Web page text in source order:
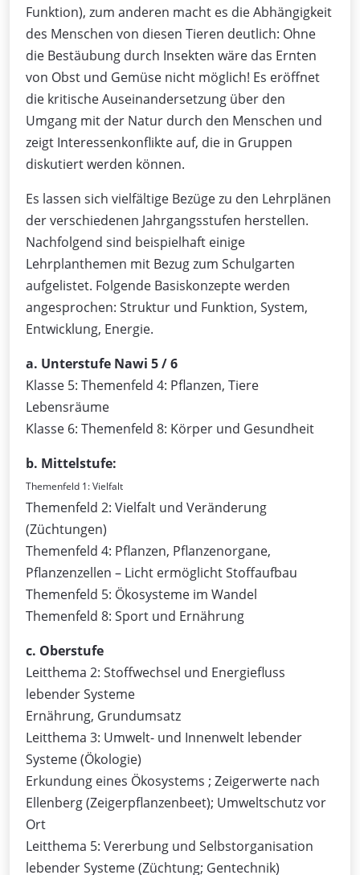
Funktion), zum anderen macht es die Abhängigkeit
des Menschen von diesen Tieren deutlich: Ohne
die Bestäubung durch Insekten wäre das Ernten
von Obst und Gemüse nicht möglich! Es eröffnet
die kritische Auseinandersetzung über den
Umgang mit der Natur durch den Menschen und
zeigt Interessenkonflikte auf, die in Gruppen
diskutiert werden können.
Es lassen sich vielfältige Bezüge zu den Lehrplänen
der verschiedenen Jahrgangsstufen herstellen.
Nachfolgend sind beispielhaft einige
Lehrplanthemen mit Bezug zum Schulgarten
aufgelistet. Folgende Basiskonzepte werden
angesprochen: Struktur und Funktion, System,
Entwicklung, Energie.
a. Unterstufe Nawi 5 / 6
Klasse 5: Themenfeld 4: Pflanzen, Tiere
Lebensräume
Klasse 6: Themenfeld 8: Körper und Gesundheit
b. Mittelstufe:
Themenfeld 1: Vielfalt
Themenfeld 2: Vielfalt und Veränderung
(Züchtungen)
Themenfeld 4: Pflanzen, Pflanzenorgane,
Pflanzenzellen – Licht ermöglicht Stoffaufbau
Themenfeld 5: Ökosysteme im Wandel
Themenfeld 8: Sport und Ernährung
c. Oberstufe
Leitthema 2: Stoffwechsel und Energiefluss
lebender Systeme
Ernährung, Grundumsatz
Leitthema 3: Umwelt- und Innenwelt lebender
Systeme (Ökologie)
Erkundung eines Ökosystems ; Zeigerwerte nach
Ellenberg (Zeigerpflanzenbeet); Umweltschutz vor
Ort
Leitthema 5: Vererbung und Selbstorganisation
lebender Systeme (Züchtung; Gentechnik)